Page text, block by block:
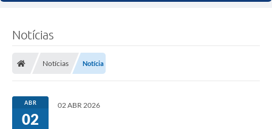
Notícias
Notícias Notícia
ABR
02
02 ABR 2026